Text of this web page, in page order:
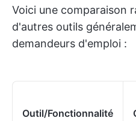
Voici une comparaison
d'autres outils
demandeurs d'emploi :
Outil/Fonctionnalité